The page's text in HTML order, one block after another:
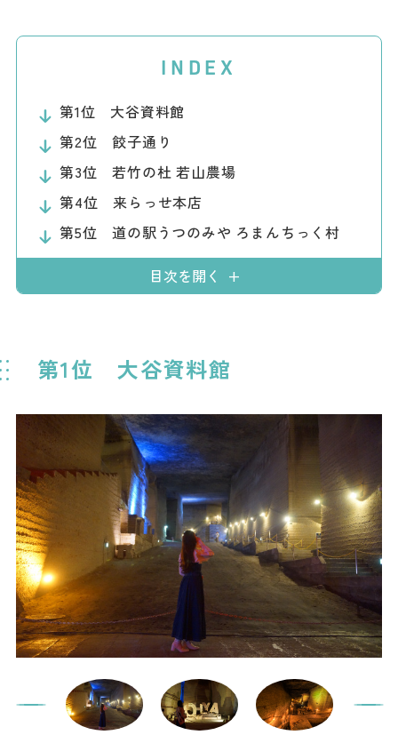
INDEX
第1位 大谷資料館
第2位 餃子通り
第3位 若竹の杜 若山農場
第4位 来らっせ本店
第5位 道の駅うつのみや ろまんちっく村
目次を開く
第1位 大谷資料館
お問い合わせ